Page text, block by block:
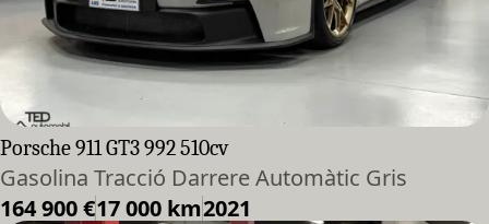
Porsche 911 GT3 992 510cv
Gasolina Tracció Darrere Automàtic Gris
164 900 €17 000 km2021